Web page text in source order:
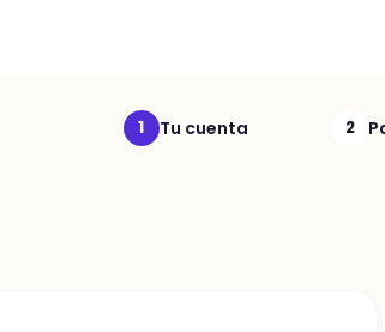
1 Tu cuenta 2